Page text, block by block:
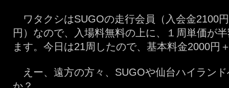
ワタクシはSUGOの走行会員（入会金2100
円）なので、入場料無料の上に、１周単価が
ます。今日は21周したので、基本料金2000円
えー、遠方の方々、SUGOや仙台ハイラン